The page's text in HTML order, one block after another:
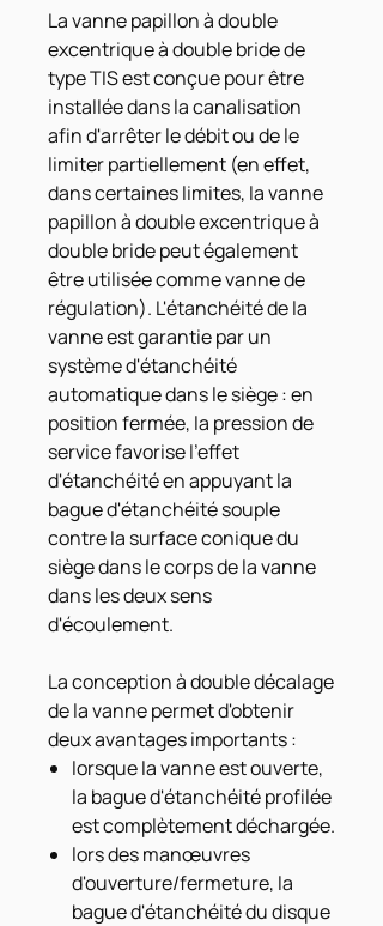
La vanne papillon à double
excentrique à double bride de
type TIS est conçue pour être
installée dans la canalisation
afin d'arrêter le débit ou de le
limiter partiellement (en effet,
dans certaines limites, la vanne
papillon à double excentrique à
double bride peut également
être utilisée comme vanne de
régulation). L'étanchéité de la
vanne est garantie par un
système d'étanchéité
automatique dans le siège : en
position fermée, la pression de
service favorise l'effet
d'étanchéité en appuyant la
bague d'étanchéité souple
contre la surface conique du
siège dans le corps de la vanne
dans les deux sens
d'écoulement.
La conception à double décalage
de la vanne permet d'obtenir
deux avantages importants :
lorsque la vanne est ouverte,
la bague d'étanchéité profilée
est complètement déchargée.
lors des manœuvres
d'ouverture/fermeture, la
bague d'étanchéité du disque